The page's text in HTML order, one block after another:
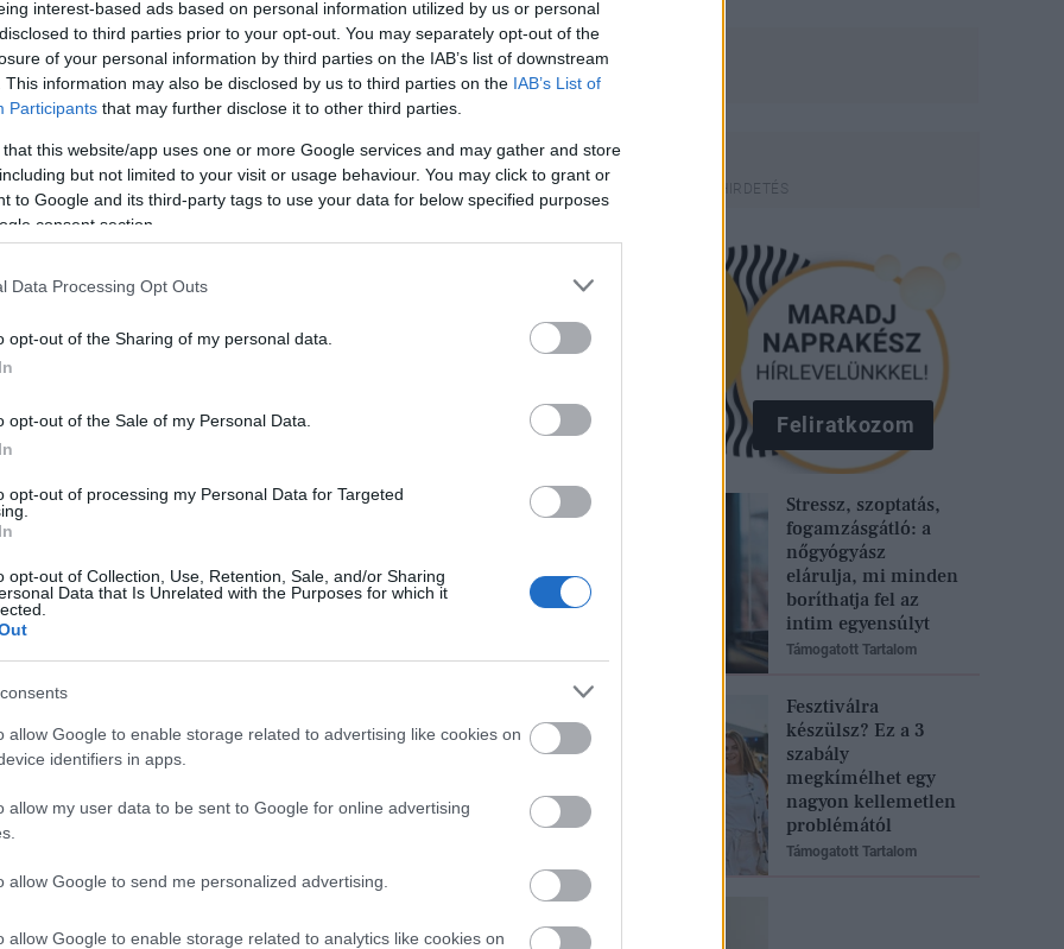
interest-based ads based on personal information utilized by us or personal
to third parties prior to your opt-out. You may separately opt-out of the
of your personal information by third parties on the IAB’s list of downstream
This information may also be disclosed by us to third parties on the IAB’s List of
Participants that may further disclose it to other third parties.
that this website/app uses one or more Google services and may gather and store
but not limited to your visit or usage behaviour. You may click to grant or
to Google and its third-party tags to use your data for below specified purposes
consent section.
Data Processing Opt Outs
opt-out of the Sharing of my personal data.
opt-out of the Sale of my Personal Data.
opt-out of processing my Personal Data for Targeted
opt-out of Collection, Use, Retention, Sale, and/or Sharing
Data that Is Unrelated with the Purposes for which it
allow Google to enable storage related to advertising like cookies on
identifiers in apps.
allow my user data to be sent to Google for online advertising
allow Google to send me personalized advertising.
allow Google to enable storage related to analytics like cookies on
Pinterest
Barátjával, Matthew
egymást.
kérte meg Kelly Osbourne
be a vőlegény, mire
ennyire közel egy másik emberhez.
állandóan együtt akarunk lenni".
, hamar egymásba szerettek
i Matthew Mosshart
legnagyobb áldozatot hozta
miattam", meséli pirulva Kelly
nem működnek. Egy évig
minden egyes falamat
Feliratkozom
Stressz, szoptatás,
fogamzásgátló: a
nőgyógyász
elárulja, mi minden
boríthatja fel az
intim egyensúlyt
Támogatott Tartalom
Fesztiválra
készülsz? Ez a 3
szabály
megkímélhet egy
nagyon kellemetlen
problémától
Támogatott Tartalom